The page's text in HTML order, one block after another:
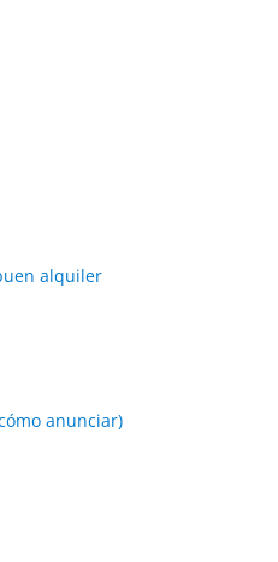
alquiler
anunciar)